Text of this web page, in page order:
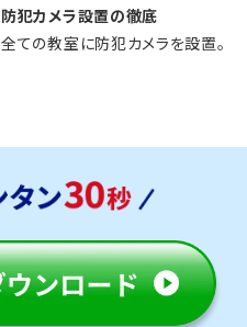
防犯カメラ設置の徹底
全ての教室に防犯カメラを設置。